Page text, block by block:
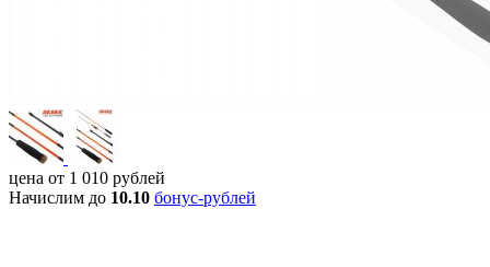
цена от 1 010 рублей
Начислим до 10.10 бонус-рублей